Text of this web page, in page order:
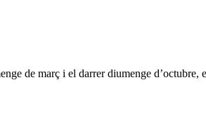
de març i el darrer diumenge d’octubre,